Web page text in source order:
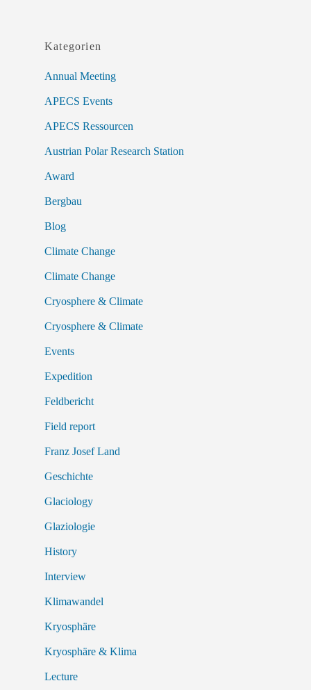
Kategorien
Annual Meeting
APECS Events
APECS Ressourcen
Austrian Polar Research Station
Award
Bergbau
Blog
Climate Change
Climate Change
Cryosphere & Climate
Cryosphere & Climate
Events
Expedition
Feldbericht
Field report
Franz Josef Land
Geschichte
Glaciology
Glaziologie
History
Interview
Klimawandel
Kryosphäre
Kryosphäre & Klima
Lecture